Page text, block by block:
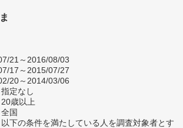
21～2016/08/03
17～2015/07/27
20～2014/03/06
定なし
歳以上
国
下の条件を満たしている人を調査対象者とす